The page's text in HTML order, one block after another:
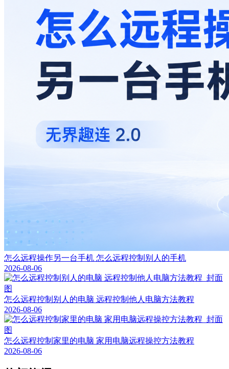
怎么远程操作另一台手机 怎么远程控制别人的手机
2026-08-06
怎么远程控制别人的电脑 远程控制他人电脑方法教程
2026-08-06
怎么远程控制家里的电脑 家用电脑远程操控方法教程
2026-08-06